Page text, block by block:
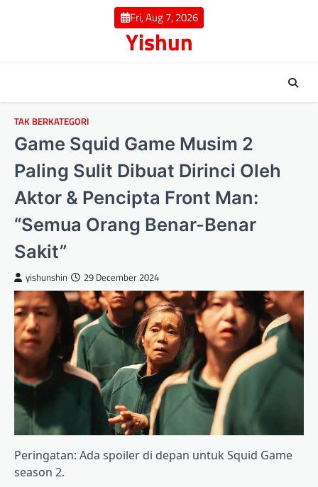
Fri, Aug 7, 2026
Yishun
TAK BERKATEGORI
Game Squid Game Musim 2
Paling Sulit Dibuat Dirinci Oleh
Aktor & Pencipta Front Man:
“Semua Orang Benar-Benar
Sakit”
yishunshin 29 December 2024
Peringatan: Ada spoiler di depan untuk Squid Game
season 2.